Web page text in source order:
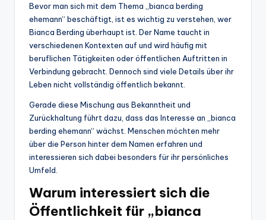
Bevor man sich mit dem Thema „bianca berding
ehemann“ beschäftigt, ist es wichtig zu verstehen, wer
Bianca Berding überhaupt ist. Der Name taucht in
verschiedenen Kontexten auf und wird häufig mit
beruflichen Tätigkeiten oder öffentlichen Auftritten in
Verbindung gebracht. Dennoch sind viele Details über ihr
Leben nicht vollständig öffentlich bekannt.
Gerade diese Mischung aus Bekanntheit und
Zurückhaltung führt dazu, dass das Interesse an „bianca
berding ehemann“ wächst. Menschen möchten mehr
über die Person hinter dem Namen erfahren und
interessieren sich dabei besonders für ihr persönliches
Umfeld.
Warum interessiert sich die
Öffentlichkeit für „bianca